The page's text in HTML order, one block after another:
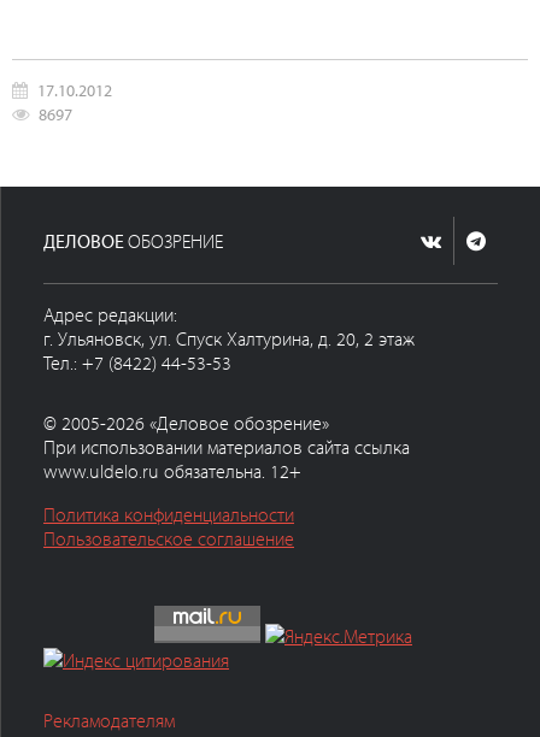
17.10.2012
8697
ДЕЛОВОЕОБОЗРЕНИЕ
Адрес редакции:
г. Ульяновск, ул. Спуск Халтурина, д. 20, 2 этаж
Тел.: +7 (8422) 44-53-53
© 2005-2026 «Деловое обозрение»
При использовании материалов сайта ссылка
www.uldelo.ru обязательна. 12+
Политика конфиденциальности
Пользовательское соглашение
Рекламодателям